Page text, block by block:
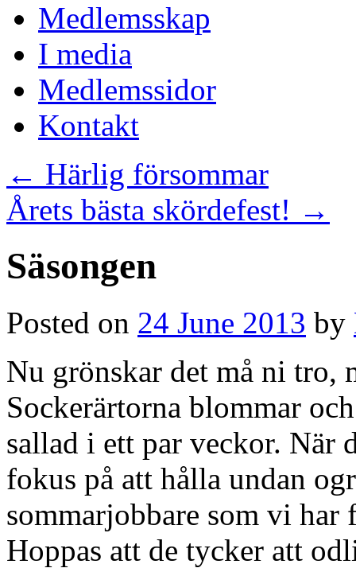
Medlemsskap
I media
Medlemssidor
Kontakt
← Härlig försommar
Årets bästa skördefest! →
Säsongen
Posted on 24 June 2013 by
Nu grönskar det må ni tro,
Sockerärtorna blommar
sallad i ett par veckor. När
fokus på att hålla undan
sommarjobbare som vi
Hoppas att de tycker att